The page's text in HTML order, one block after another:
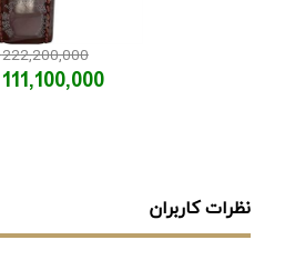
222,200,000 تومان
111,100,000 تومان
نظرات کاربران